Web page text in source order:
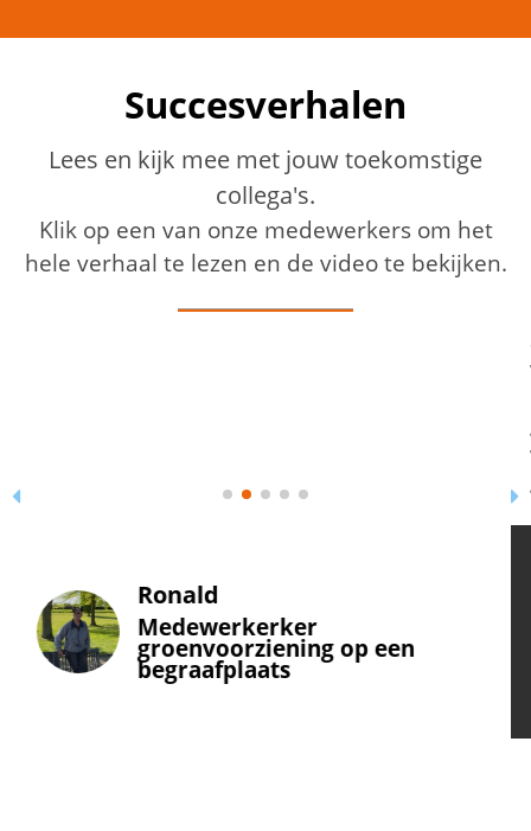
Succesverhalen
Lees en kijk mee met jouw toekomstige
collega's.
Klik op een van onze medewerkers om het
hele verhaal te lezen en de video te bekijken.
Sjef Maas
Medewerker
groenvoorziening